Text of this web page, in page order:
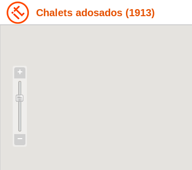
Chalets adosados (1913)
+
−